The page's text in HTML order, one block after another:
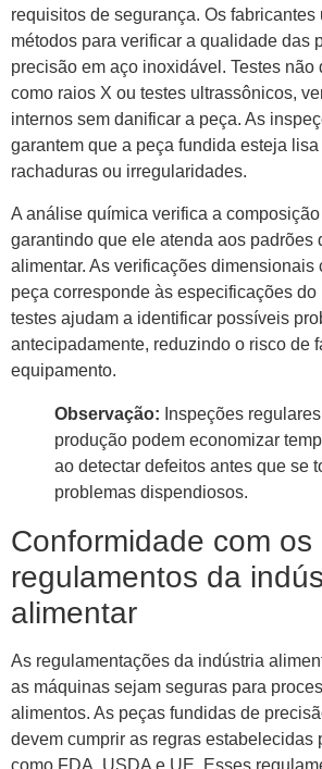
requisitos de segurança. Os fabricantes
métodos para verificar a qualidade das
precisão em aço inoxidável. Testes não
como raios X ou testes ultrassônicos,
internos sem danificar a peça. As
garantem que a peça fundida esteja
rachaduras ou irregularidades.
A análise química verifica a
garantindo que ele atenda aos padrões
alimentar. As verificações dimensionais
peça corresponde às especificações do
testes ajudam a identificar possíveis
antecipadamente, reduzindo o risco de
equipamento.
Observação: Inspeções
produção podem economizar
ao detectar defeitos antes que se
problemas dispendiosos.
Conformidade com os
regulamentos da
alimentar
As regulamentações da indústria
as máquinas sejam seguras para
alimentos. As peças fundidas de
devem cumprir as regras estabelecidas
como FDA, USDA e UE. Esses